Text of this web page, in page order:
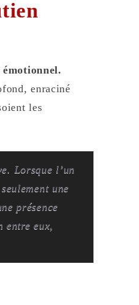
enraciné
les
Lorsque l’un
une
présence
entre eux,